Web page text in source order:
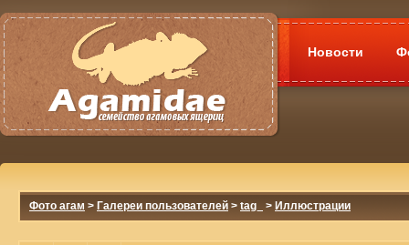
Новости
Фото агам > Галереи пользователей > tag_ > Иллюстрации